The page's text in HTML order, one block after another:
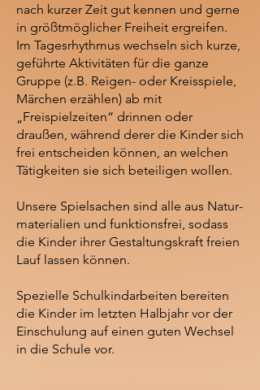
nach kurzer Zeit gut kennen und gerne
in größt­möglicher Freiheit ergreifen.
Im Tages­rhythmus wechseln sich kurze,
geführte Aktivitäten für die ganze
Gruppe (z.B. Reigen- oder Kreisspiele,
Märchen erzählen) ab mit
„Freispielzeiten“ drinnen oder
draußen, während derer die Kinder sich
frei entscheiden können, an welchen
Tätig­keiten sie sich beteiligen wollen.
Unsere Spielsachen sind alle aus Natur­
materialien und funktionsfrei, sodass
die Kinder ihrer Gestaltungs­kraft freien
Lauf lassen können.
Spezielle Schulkind­arbeiten bereiten
die Kinder im letzten Halbjahr vor der
Einschulung auf einen guten Wechsel
in die Schule vor.